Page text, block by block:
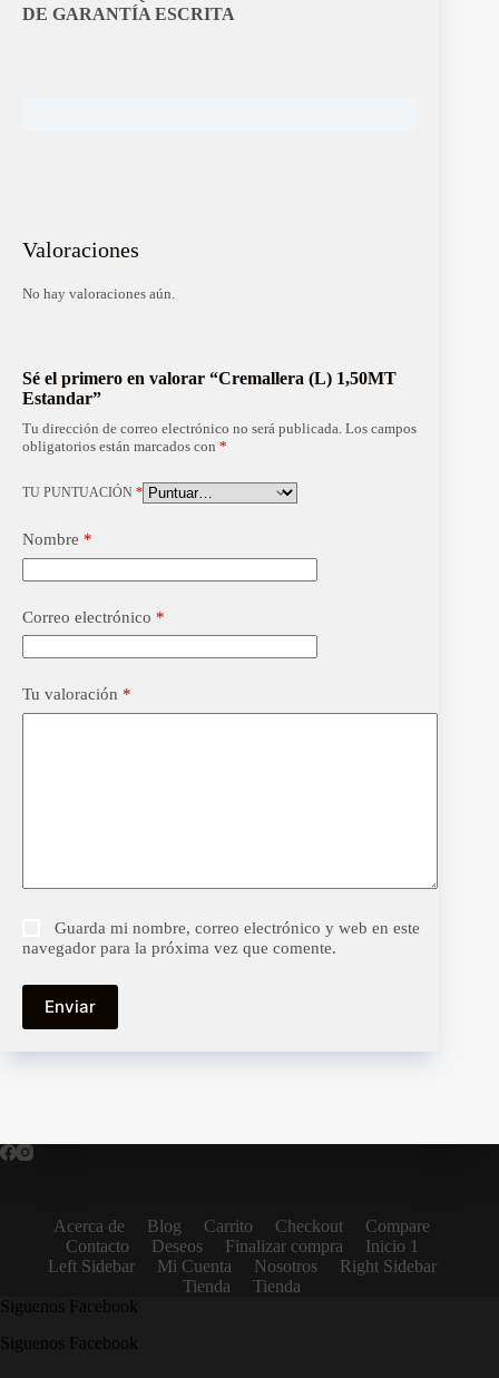
DE GARANTÍA ESCRITA
Valoraciones
No hay valoraciones aún.
Sé el primero en valorar “Cremallera (L) 1,50MT
Estandar”
Tu dirección de correo electrónico no será publicada. Los campos
obligatorios están marcados con *
TU PUNTUACIÓN *
Nombre *
Correo electrónico *
Tu valoración *
Guarda mi nombre, correo electrónico y web en este
navegador para la próxima vez que comente.
Enviar
Acerca de Blog Carrito Checkout
Compare
Contacto
Deseos Finalizar compra
Inicio 1
Left Sidebar
Mi Cuenta Nosotros
Right Sidebar
Tienda
Tienda
Siguenos Facebook
Siguenos Facebook